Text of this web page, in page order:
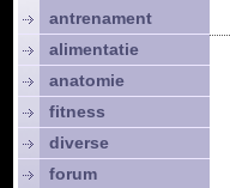
antrenament
alimentatie
anatomie
fitness
diverse
forum